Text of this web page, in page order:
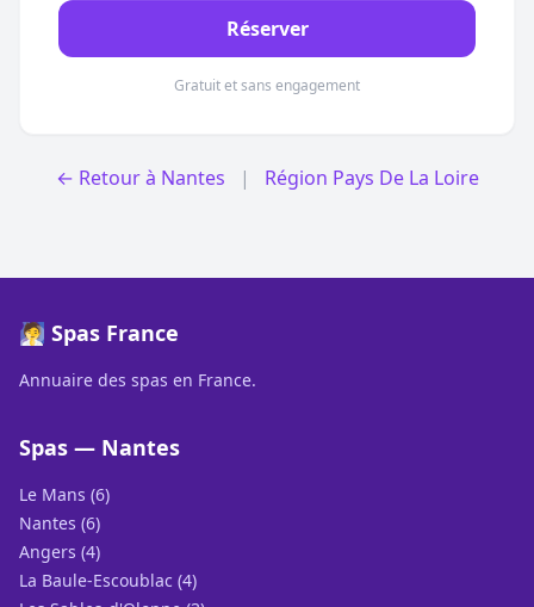
Réserver
Gratuit et sans engagement
← Retour à Nantes | Région Pays De La Loire
🧖 Spas France
Annuaire des spas en France.
Spas — Nantes
Le Mans (6)
Nantes (6)
Angers (4)
La Baule-Escoublac (4)